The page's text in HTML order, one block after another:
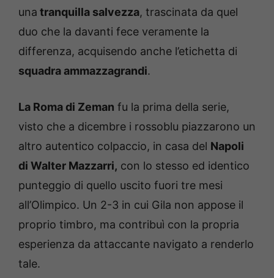
una tranquilla salvezza, trascinata da quel
duo che la davanti fece veramente la
differenza, acquisendo anche l’etichetta di
squadra ammazzagrandi.
La Roma di Zeman fu la prima della serie,
visto che a dicembre i rossoblu piazzarono un
altro autentico colpaccio, in casa del Napoli
di Walter Mazzarri, con lo stesso ed identico
punteggio di quello uscito fuori tre mesi
all’Olimpico. Un 2-3 in cui Gila non appose il
proprio timbro, ma contribuì con la propria
esperienza da attaccante navigato a renderlo
tale.